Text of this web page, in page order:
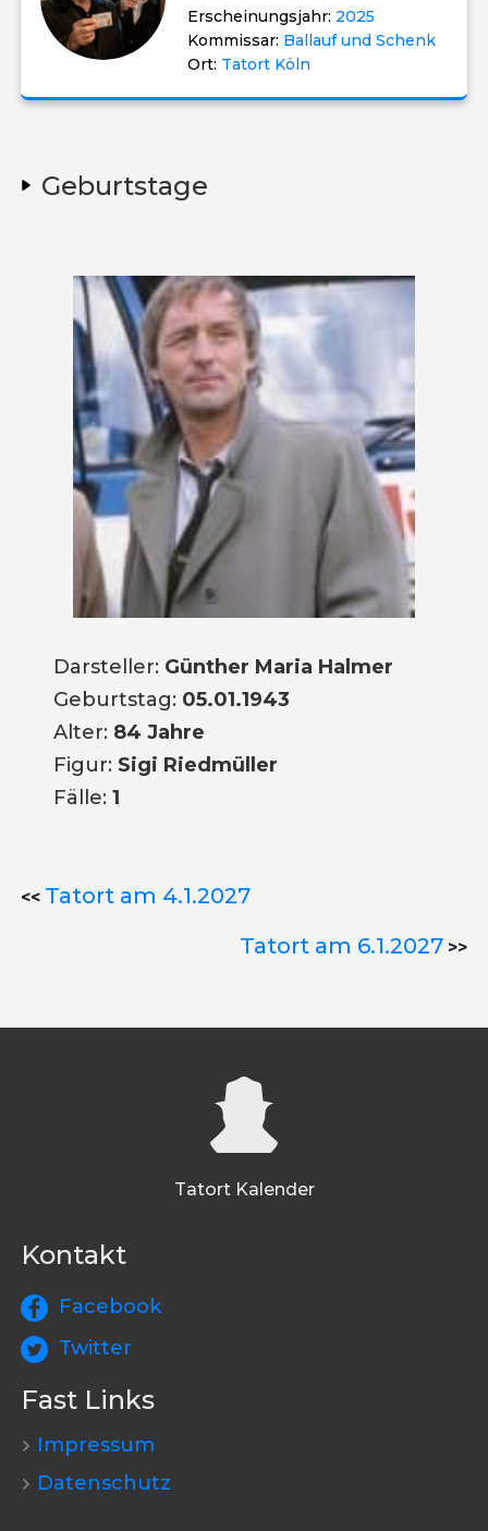
Erscheinungsjahr: 2025
Kommissar: Ballauf und Schenk
Ort: Tatort Köln
Geburtstage
Darsteller: Günther Maria Halmer
Geburtstag: 05.01.1943
Alter: 84 Jahre
Figur: Sigi Riedmüller
Fälle:1
<< Tatort am 4.1.2027
Tatort am 6.1.2027 >>
Tatort Kalender
Kontakt
Facebook
Twitter
Fast Links
Impressum
Datenschutz